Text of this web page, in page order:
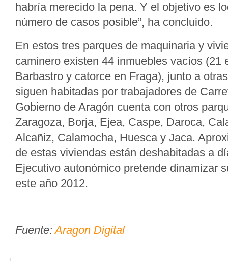
habría merecido la pena. Y el objetivo es
número de casos posible”, ha concluido.
En estos tres parques de maquinaria y
caminero existen 44 inmuebles vacíos (21
Barbastro y catorce en Fraga), junto a
siguen habitadas por trabajadores de
Gobierno de Aragón cuenta con otros
Zaragoza, Borja, Ejea, Caspe, Daroca,
Alcañiz, Calamocha, Huesca y Jaca.
de estas viviendas están deshabitadas a
Ejecutivo autonómico pretende dinamizar
este año 2012.
Fuente:Aragon Digital